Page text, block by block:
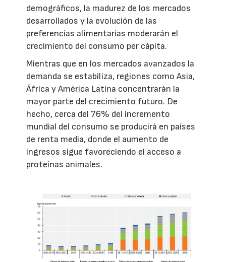
demográficos, la madurez de los mercados
desarrollados y la evolución de las
preferencias alimentarias moderarán el
crecimiento del consumo per cápita.
Mientras que en los mercados avanzados la
demanda se estabiliza, regiones como Asia,
África y América Latina concentrarán la
mayor parte del crecimiento futuro. De
hecho, cerca del 76% del incremento
mundial del consumo se producirá en países
de renta media, donde el aumento de
ingresos sigue favoreciendo el acceso a
proteínas animales.